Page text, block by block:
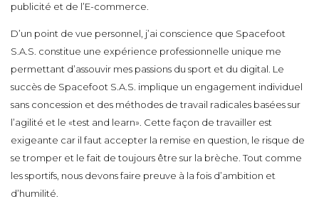
publicité et de l’E-commerce.
D’un point de vue personnel, j’ai conscience que Spacefoot
S.A.S. constitue une expérience professionnelle unique me
permettant d’assouvir mes passions du sport et du digital. Le
succès de Spacefoot S.A.S. implique un engagement individuel
sans concession et des méthodes de travail radicales basées sur
l’agilité et le «test and learn». Cette façon de travailler est
exigeante car il faut accepter la remise en question, le risque de
se tromper et le fait de toujours être sur la brèche. Tout comme
les sportifs, nous devons faire preuve à la fois d’ambition et
d’humilité.